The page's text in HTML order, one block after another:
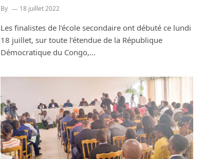
By 18 juillet 2022
Les finalistes de l’école secondaire ont débuté ce lundi
18 juillet, sur toute l’étendue de la République
Démocratique du Congo,…